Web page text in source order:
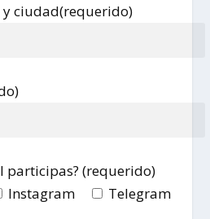
ciudad(requerido)
participas? (requerido)
Instagram Telegram